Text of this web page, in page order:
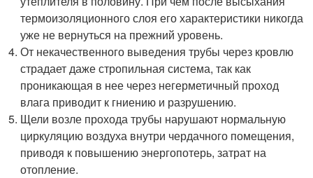
термоизоляционного слоя его характеристики никогда
уже не вернуться на прежний уровень.
От некачественного выведения трубы через кровлю
страдает даже стропильная система, так как
проникающая в нее через негерметичный проход
влага приводит к гниению и разрушению.
Щели возле прохода трубы нарушают нормальную
циркуляцию воздуха внутри чердачного помещения,
приводя к повышению энергопотерь, затрат на
отопление.